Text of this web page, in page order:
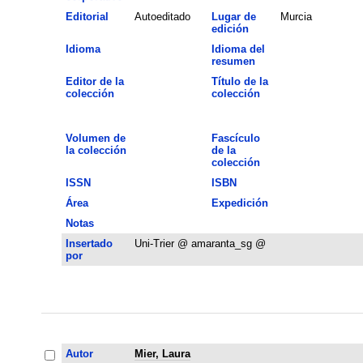
Editorial Autoeditado
Lugar de
edición
Murcia
Idioma
Idioma del
resumen
Editor de la
colección
Título de la
colección
Volumen de
la colección
Fascículo
de la
colección
ISSN ISBN
Área
Expedición
Notas
Insertado
por
Uni-Trier @ amaranta_sg @
Autor
Mier, Laura